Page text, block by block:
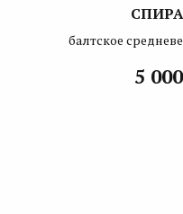
балтское
5 000